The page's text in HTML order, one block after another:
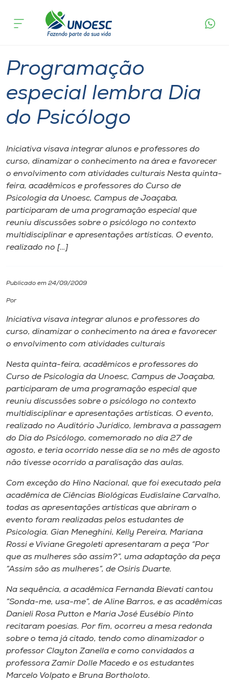
Cursos
Atendimento ao Estudante
Portal de Ensino
A
Unoesc
Internacionalização
I.nova
Diplomados
CPA
Biblioteca
Editora
Rádio
Museu
Unoesc
Store
Selecione
o idioma
acontece
Programação
especial lembra Dia
do Psicólogo
Iniciativa visava integrar alunos e professores do
curso, dinamizar o conhecimento na área e favorecer
o envolvimento com atividades culturais Nesta quinta-
feira, acadêmicos e professores do Curso de
Psicologia da Unoesc, Campus de Joaçaba,
participaram de uma programação especial que
reuniu discussões sobre o psicólogo no contexto
multidisciplinar e apresentações artísticas. O evento,
realizado no […]
Publicado em 24/09/2009
Por
Iniciativa visava integrar alunos e professores do
curso, dinamizar o conhecimento na área e favorecer
o envolvimento com atividades culturais
Nesta quinta-feira, acadêmicos e professores do
Curso de Psicologia da Unoesc, Campus de Joaçaba,
participaram de uma programação especial que
reuniu discussões sobre o psicólogo no contexto
multidisciplinar e apresentações artísticas. O evento,
realizado no Auditório Jurídico, lembrava a passagem
do Dia do Psicólogo, comemorado no dia 27 de
agosto, e teria ocorrido nesse dia se no mês de agosto
não tivesse ocorrido a paralisação das aulas.
Com exceção do Hino Nacional, que foi executado pela
acadêmica de Ciências Biológicas Eudislaine Carvalho,
todas as apresentações artísticas que abriram o
evento foram realizadas pelos estudantes de
Psicologia. Gian Meneghini, Kelly Pereira, Mariana
Rossi e Viviane Gregoleti apresentaram a peça “Por
que as mulheres são assim?”, uma adaptação da peça
“Assim são as mulheres”, de Osiris Duarte.
Na sequência, a acadêmica Fernanda Bievati cantou
“Sonda-me, usa-me”, de Aline Barros, e as acadêmicas
Danieli Rosa Putton e Maria José Eusébio Pinto
recitaram poesias. Por fim, ocorreu a mesa redonda
sobre o tema já citado, tendo como dinamizador o
professor Clayton Zanella e como convidados a
professora Zamir Dolle Macedo e os estudantes
Marcelo Volpato e Bruna Bortholoto.